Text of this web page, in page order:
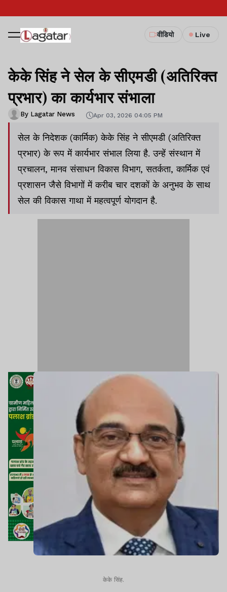
वीडियो Live
केके सिंह ने सेल के सीएमडी (अतिरिक्त
प्रभार) का कार्यभार संभाला
By Lagatar News Apr 03, 2026 04:05 PM
सेल के निदेशक (कार्मिक) केके सिंह ने सीएमडी (अतिरिक्त
प्रभार) के रूप में कार्यभार संभाल लिया है. उन्हें संस्थान में
प्रचालन, मानव संसाधन विकास विभाग, सतर्कता, कार्मिक एवं
प्रशासन जैसे विभागों में करीब चार दशकों के अनुभव के साथ
सेल की विकास गाथा में महत्वपूर्ण योगदान है.
केके सिंह.